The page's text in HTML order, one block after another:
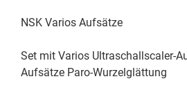
NSK Varios Aufsätze
Set mit Varios Ultraschallscaler-
Aufsätze Paro-Wurzelglättung